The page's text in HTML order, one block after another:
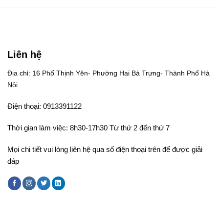
Liên hệ
Địa chỉ: 16 Phố Thịnh Yên- Phường Hai Bà Trưng- Thành Phố Hà
Nội.
Điện thoại: 0913391122
Thời gian làm việc: 8h30-17h30 Từ thứ 2 đến thứ 7
Mọi chi tiết vui lòng liên hệ qua số điện thoại trên để được giải
đáp